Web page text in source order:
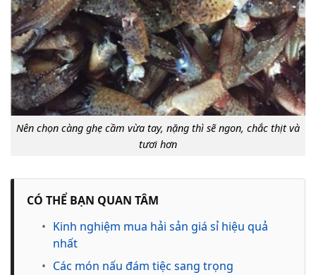
Nên chọn càng ghẹ cầm vừa tay, nặng thì sẽ ngon, chắc thịt và
tươi hơn
CÓ THỂ BẠN QUAN TÂM
• Kinh nghiệm mua hải sản giá sỉ hiệu quả
nhất
• Các món nấu đám tiệc sang trọng